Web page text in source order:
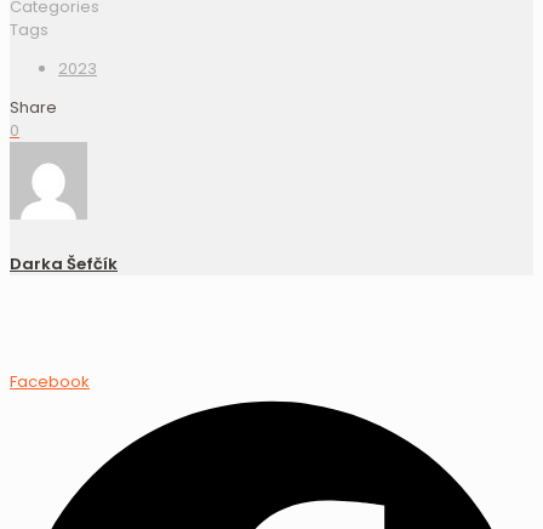
Categories
Tags
2023
Share
0
Darka Šefčík
Facebook